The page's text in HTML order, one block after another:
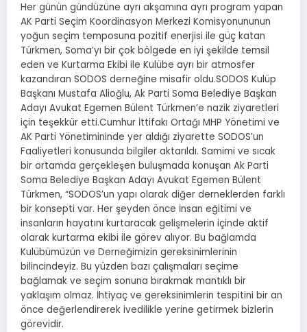
Her günün gündüzüne ayrı akşamına ayrı program yapan
AK Parti Seçim Koordinasyon Merkezi Komisyonununun
yoğun seçim temposuna pozitif enerjisi ile güç katan
Türkmen, Soma’yı bir çok bölgede en iyi şekilde temsil
eden ve Kurtarma Ekibi ile Kulübe ayrı bir atmosfer
kazandıran SODOS derneğine misafir oldu.SODOS Kulüp
Başkanı Mustafa Alioğlu, Ak Parti Soma Belediye Başkan
Adayı Avukat Egemen Bülent Türkmen’e nazik ziyaretleri
için teşekkür etti.Cumhur İttifakı Ortağı MHP Yönetimi ve
AK Parti Yönetimininde yer aldığı ziyarette SODOS’un
Faaliyetleri konusunda bilgiler aktarıldı. Samimi ve sıcak
bir ortamda gerçekleşen buluşmada konuşan Ak Parti
Soma Belediye Başkan Adayı Avukat Egemen Bülent
Türkmen, “SODOS’un yapı olarak diğer derneklerden farklı
bir konsepti var. Her şeyden önce İnsan eğitimi ve
insanların hayatını kurtaracak gelişmelerin içinde aktif
olarak kurtarma ekibi ile görev alıyor. Bu bağlamda
Kulübümüzün ve Derneğimizin gereksinimlerinin
bilincindeyiz. Bu yüzden bazı çalışmaları seçime
bağlamak ve seçim sonuna bırakmak mantıklı bir
yaklaşım olmaz. İhtiyaç ve gereksinimlerin tespitini bir an
önce değerlendirerek ivedilikle yerine getirmek bizlerin
görevidir.